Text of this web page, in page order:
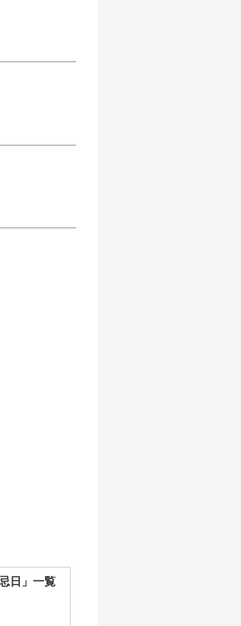
日」一覧